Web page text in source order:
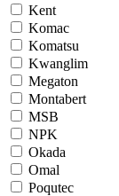
Kent
Komac
Komatsu
Kwanglim
Megaton
Montabert
MSB
NPK
Okada
Omal
Poqutec